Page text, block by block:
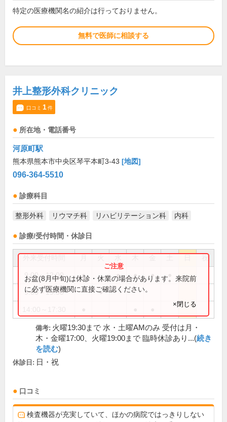
特定の医療機関名の紹介は行っておりません。
無料で医師に相談する
井上整形外科クリニック
口コミ 1件
所在地・電話番号
河原町駅
熊本県熊本市中央区琴平本町3-43 [地図]
096-364-5510
診療科目
整形外科 リウマチ科 リハビリテーション科 内科
診療/受付時間・休診日
祝
9:00～12:00 ● ● ● ●
9:00～19:30 ●
お盆(8月中旬)は休診・休業の場合があります。来院前
に必ず医療機関に直接ご確認ください。
×閉じる
備考: 火曜19:30まで 水・土曜AMのみ 受付は月・
木・金曜17:00、火曜19:00まで 臨時休診あり...(続き
を読む)
休診日: 日・祝
口コミ
検査機器が充実していて、ほかの病院ではっきりしない